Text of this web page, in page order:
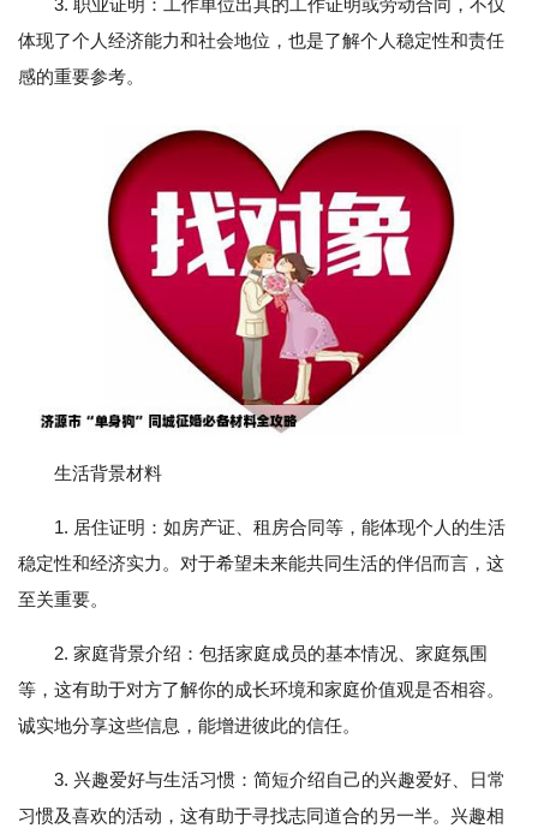
3. 职业证明：工作单位出具的工作证明或劳动合同，不仅
体现了个人经济能力和社会地位，也是了解个人稳定性和责任
感的重要参考。
生活背景材料
1. 居住证明：如房产证、租房合同等，能体现个人的生活
稳定性和经济实力。对于希望未来能共同生活的伴侣而言，这
至关重要。
2. 家庭背景介绍：包括家庭成员的基本情况、家庭氛围
等，这有助于对方了解你的成长环境和家庭价值观是否相容。
诚实地分享这些信息，能增进彼此的信任。
3. 兴趣爱好与生活习惯：简短介绍自己的兴趣爱好、日常
习惯及喜欢的活动，这有助于寻找志同道合的另一半。兴趣相